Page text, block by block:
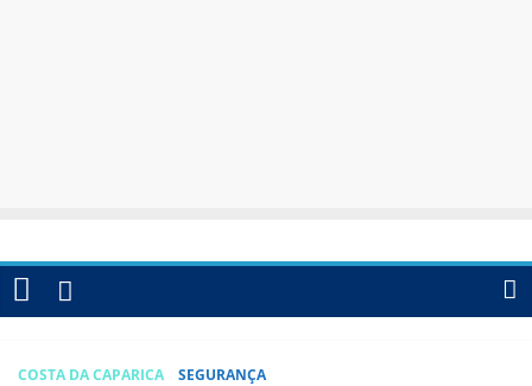
COSTA DA CAPARICA SEGURANÇA